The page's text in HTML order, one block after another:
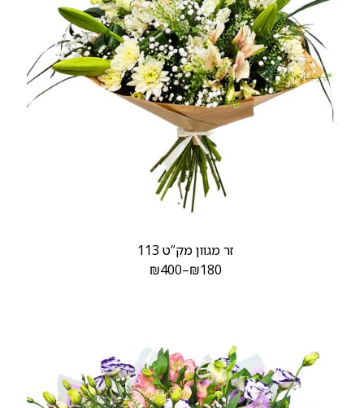
זר מגוון מק”ט 113
₪180
–
₪400